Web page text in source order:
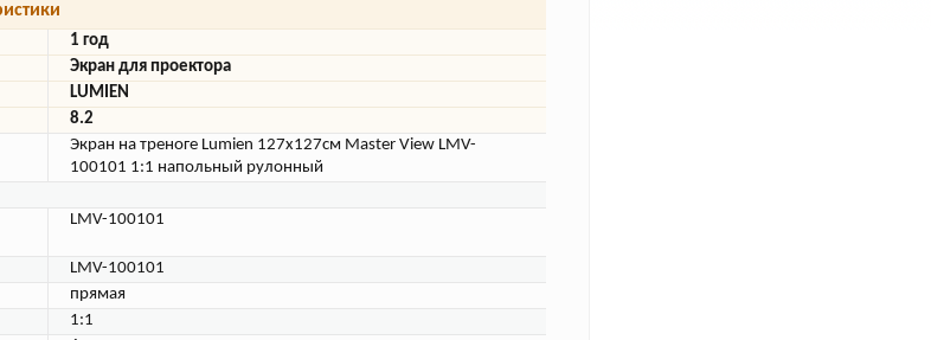
1 год
Экран для проектора
LUMIEN
8.2
Экран на треноге Lumien 127x127см Master View LMV-
100101 1:1 напольный рулонный
LMV-100101
LMV-100101
прямая
1:1